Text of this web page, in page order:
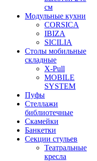
см
Модульные кухни
CORSICA
IBIZA
SICILIA
Столы мобильные
складные
X-Pull
MOBILE
SYSTEM
Пуфы
Стеллажи
библиотечные
Скамейки
Банкетки
Секции стульев
Театральные
кресла